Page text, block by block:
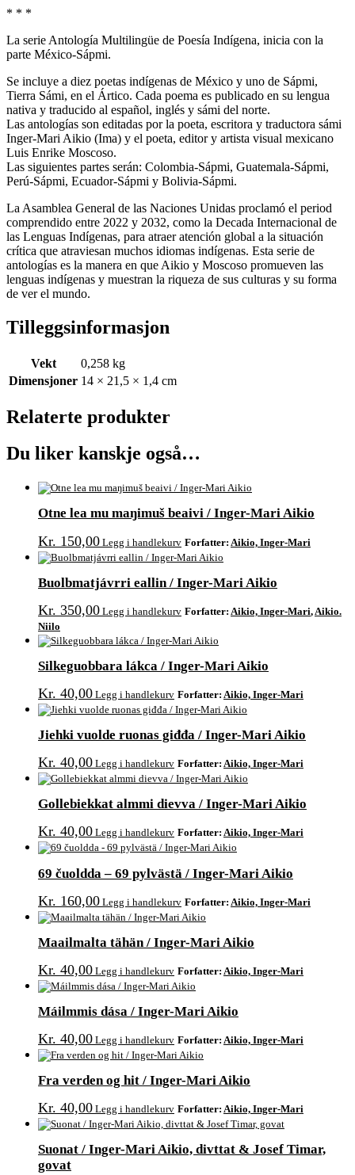
* * *
La serie Antología Multilingüe de Poesía Indígena, inicia con la
parte México-Sápmi.
Se incluye a diez poetas indígenas de México y uno de Sápmi,
Tierra Sámi, en el Ártico. Cada poema es publicado en su lengua
nativa y traducido al español, inglés y sámi del norte.
Las antologías son editadas por la poeta, escritora y traductora sámi
Inger-Mari Aikio (Ima) y el poeta, editor y artista visual mexicano
Luis Enrike Moscoso.
Las siguientes partes serán: Colombia-Sápmi, Guatemala-Sápmi,
Perú-Sápmi, Ecuador-Sápmi y Bolivia-Sápmi.
La Asamblea General de las Naciones Unidas proclamó el period
comprendido entre 2022 y 2032, como la Decada Internacional de
las Lenguas Indígenas, para atraer atención global a la situación
crítica que atraviesan muchos idiomas indígenas. Esta serie de
antologías es la manera en que Aikio y Moscoso promueven las
lenguas indígenas y muestran la riqueza de sus culturas y su forma
de ver el mundo.
Tilleggsinformasjon
Vekt
0,258 kg
Dimensjoner 14 × 21,5 × 1,4 cm
Relaterte produkter
Du liker kanskje også…
Otne lea mu maŋimuš beaivi / Inger-Mari Aikio
Kr 150,00 Legg i handlekurv Forfatter: Aikio, Inger-Mari
Buolbmatjávrri eallin / Inger-Mari Aikio
Kr 350,00 Legg i handlekurv Forfatter: Aikio, Inger-Mari, Aikio.
Niilo
Silkeguobbara lákca / Inger-Mari Aikio
Kr 40,00 Legg i handlekurv Forfatter: Aikio, Inger-Mari
Jiehki vuolde ruonas giđđa / Inger-Mari Aikio
Kr 40,00 Legg i handlekurv Forfatter: Aikio, Inger-Mari
Gollebiekkat almmi dievva / Inger-Mari Aikio
Kr 40,00 Legg i handlekurv Forfatter: Aikio, Inger-Mari
69 čuoldda – 69 pylvästä / Inger-Mari Aikio
Kr 160,00 Legg i handlekurv Forfatter: Aikio, Inger-Mari
Maailmalta tähän / Inger-Mari Aikio
Kr 40,00 Legg i handlekurv Forfatter: Aikio, Inger-Mari
Máilmmis dása / Inger-Mari Aikio
Kr 40,00 Legg i handlekurv Forfatter: Aikio, Inger-Mari
Fra verden og hit / Inger-Mari Aikio
Kr 40,00 Legg i handlekurv Forfatter: Aikio, Inger-Mari
Suonat / Inger-Mari Aikio, divttat & Josef Timar,
govat